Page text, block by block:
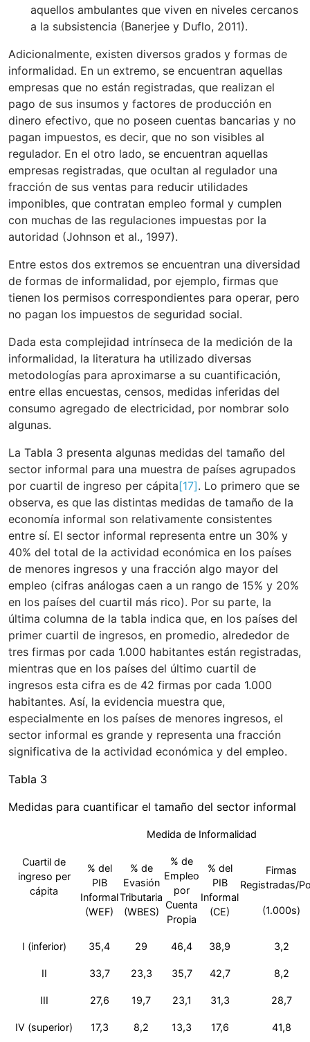
aquellos ambulantes que viven en niveles cercanos
a la subsistencia (Banerjee y Duflo, 2011).
Adicionalmente, existen diversos grados y formas de
informalidad. En un extremo, se encuentran aquellas
empresas que no están registradas, que realizan el
pago de sus insumos y factores de producción en
dinero efectivo, que no poseen cuentas bancarias y no
pagan impuestos, es decir, que no son visibles al
regulador. En el otro lado, se encuentran aquellas
empresas registradas, que ocultan al regulador una
fracción de sus ventas para reducir utilidades
imponibles, que contratan empleo formal y cumplen
con muchas de las regulaciones impuestas por la
autoridad (Johnson et al., 1997).
Entre estos dos extremos se encuentran una diversidad
de formas de informalidad, por ejemplo, firmas que
tienen los permisos correspondientes para operar, pero
no pagan los impuestos de seguridad social.
Dada esta complejidad intrínseca de la medición de la
informalidad, la literatura ha utilizado diversas
metodologías para aproximarse a su cuantificación,
entre ellas encuestas, censos, medidas inferidas del
consumo agregado de electricidad, por nombrar solo
algunas.
La Tabla 3 presenta algunas medidas del tamaño del
sector informal para una muestra de países agrupados
por cuartil de ingreso per cápita[17]. Lo primero que se
observa, es que las distintas medidas de tamaño de la
economía informal son relativamente consistentes
entre sí. El sector informal representa entre un 30% y
40% del total de la actividad económica en los países
de menores ingresos y una fracción algo mayor del
empleo (cifras análogas caen a un rango de 15% y 20%
en los países del cuartil más rico). Por su parte, la
última columna de la tabla indica que, en los países del
primer cuartil de ingresos, en promedio, alrededor de
tres firmas por cada 1.000 habitantes están registradas,
mientras que en los países del último cuartil de
ingresos esta cifra es de 42 firmas por cada 1.000
habitantes. Así, la evidencia muestra que,
especialmente en los países de menores ingresos, el
sector informal es grande y representa una fracción
significativa de la actividad económica y del empleo.
Tabla 3
Medidas para cuantificar el tamaño del sector informal
Cuartil de
ingreso per
cápita
Medida de Informalidad
% del
PIB
Informal
(WEF)
% de
Evasión
Tributaria
(WBES)
% de
Empleo
por
Cuenta
Propia
% del
PIB
Informal
(CE)
Firmas
Registradas/
(1.000s)
I (inferior) 35,4 29 46,4 38,9 3,2
II 33,7 23,3 35,7 42,7 8,2
III 27,6 19,7 23,1 31,3 28,7
IV (superior) 17,3 8,2 13,3 17,6 41,8